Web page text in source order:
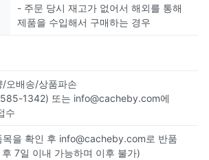
- 주문 당시 재고가 없어서 해외를 통해
제품을 수입해서 구매하는 경우
/오배송/상품파손
1342) 또는 info@cacheby.com에
수
목을 확인 후 info@cacheby.com로 반품
7일 이내 가능하며 이후 불가)